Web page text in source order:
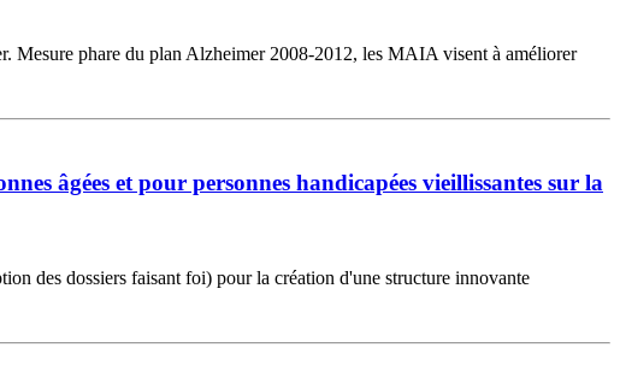
Mesure phare du plan Alzheimer 2008-2012, les MAIA visent à améliorer
âgées et pour personnes handicapées vieillissantes sur la
des dossiers faisant foi) pour la création d'une structure innovante